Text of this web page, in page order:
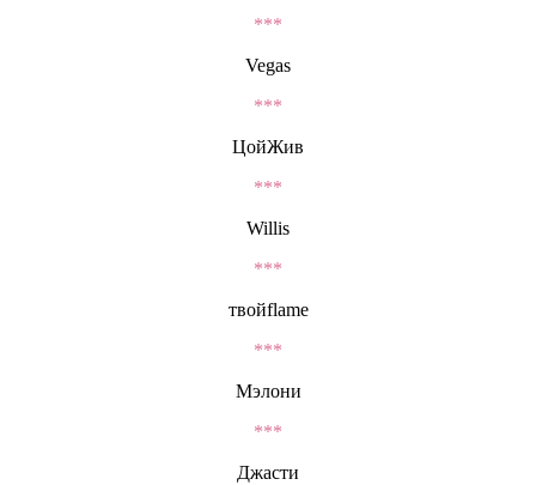
***
Vegas
***
ЦойЖив
***
Willis
***
твойflame
***
Мэлони
***
Джасти